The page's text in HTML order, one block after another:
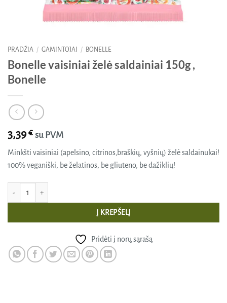
PRADŽIA / GAMINTOJAI / BONELLE
Bonelle vaisiniai želė saldainiai 150g ,
Bonelle
3,39€ su PVM
Minkšti vaisiniai (apelsino, citrinos,braškių, vyšnių) želė saldainukai!
100% veganiški, be želatinos, be gliuteno, be dažiklių!
Į KREPŠELĮ
Pridėti į norų sąrašą